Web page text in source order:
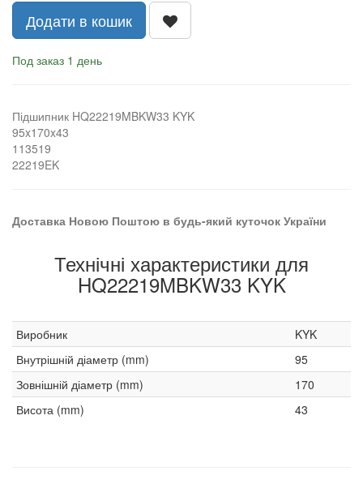
Додати в кошик
Под заказ 1 день
Підшипник HQ22219MBKW33 KYK
95x170x43
113519
22219EK
Доставка Новою Поштою в будь-який куточок України
Технічні характеристики для
HQ22219MBKW33 KYK
Виробник
KYK
Внутрішній діаметр (mm)
95
Зовнішній діаметр (mm)
170
Висота (mm)
43